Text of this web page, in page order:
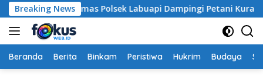
Langsung
ke
konten
Breaking NewsPolsek Labuapi Dampingi Petani Kuranji Dalang
Beranda Berita Binkam Peristiwa Hukrim Budaya